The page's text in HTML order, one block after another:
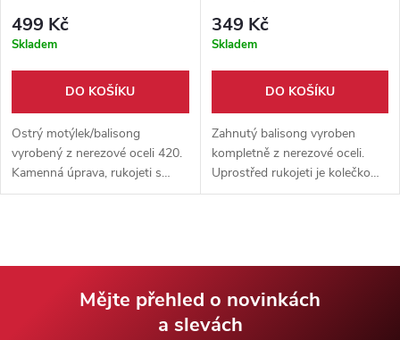
499 Kč
Skladem
DO KOŠÍKU
Ostrý motýlek/balisong
vyrobený z nerezové oceli 420.
Kamenná úprava, rukojeti s
dřevěnými střenkami. Velice
349 Kč
Skladem
DO KOŠÍKU
Zahnutý balisong vyroben
kompletně z nerezové oceli.
Uprostřed rukojeti je kolečko
pro prst, pro pevnější úchop při
Mějte přehled o novinkách
a slevách